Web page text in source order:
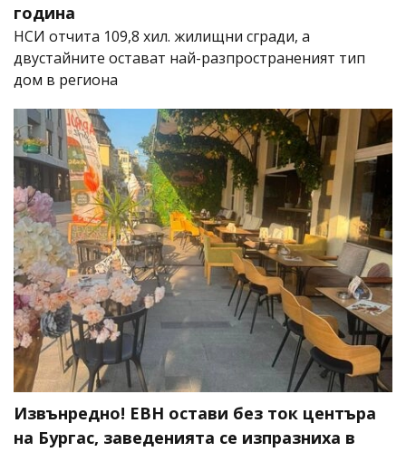
година
НСИ отчита 109,8 хил. жилищни сгради, а
двустайните остават най-разпространеният тип
дом в региона
Извънредно! ЕВН остави без ток центъра
на Бургас, заведенията се изпразниха в